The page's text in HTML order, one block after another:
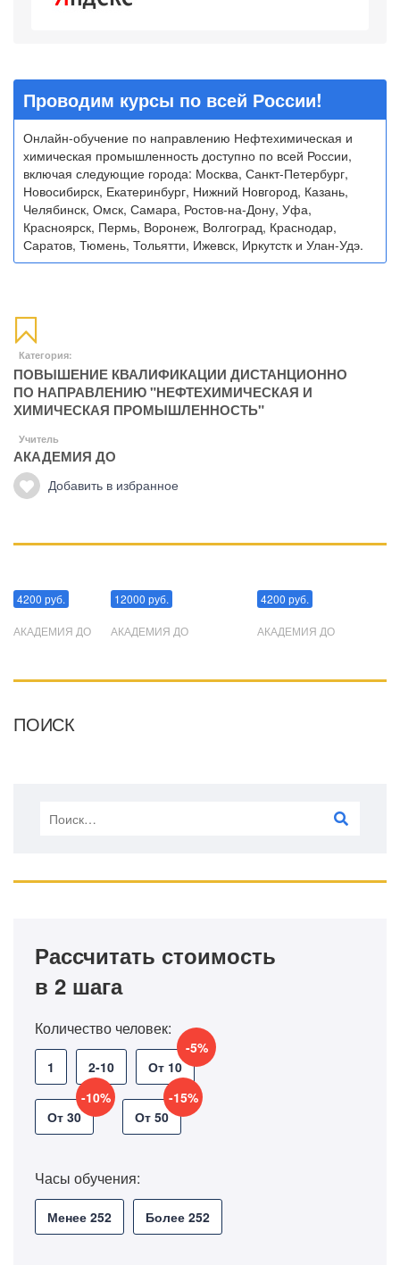
Проводим курсы по всей России!
Онлайн-обучение по направлению Нефтехимическая и
химическая промышленность доступно по всей России,
включая следующие города: Москва, Санкт-Петербург,
Новосибирск, Екатеринбург, Нижний Новгород, Казань,
Челябинск, Омск, Самара, Ростов-на-Дону, Уфа,
Красноярск, Пермь, Воронеж, Волгоград, Краснодар,
Саратов, Тюмень, Тольятти, Ижевск, Иркутстк и Улан-Удэ.
Категория:
ПОВЫШЕНИЕ КВАЛИФИКАЦИИ ДИСТАНЦИОННО
ПО НАПРАВЛЕНИЮ "НЕФТЕХИМИЧЕСКАЯ И
ХИМИЧЕСКАЯ ПРОМЫШЛЕННОСТЬ"
Учитель
АКАДЕМИЯ ДО
Добавить в избранное
4200 руб.
АКАДЕМИЯ ДО
12000 руб.
АКАДЕМИЯ ДО
4200 руб.
АКАДЕМИЯ ДО
ПОИСК
Рассчитать стоимость
в 2 шага
Количество человек:
1 2-10 От 10
-5%
От 30
-10%
От 50
-15%
Часы обучения:
Менее 252 Более 252